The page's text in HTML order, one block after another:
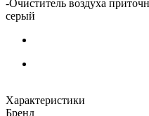
-Очиститель воздуха
серый
Характеристики
Бренд